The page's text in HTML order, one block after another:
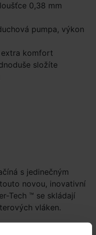
0,38 mm
pumpa, výkon
komfort
složíte
s jedinečným
novou, inovativní
Tech ™ se skládají
vláken.